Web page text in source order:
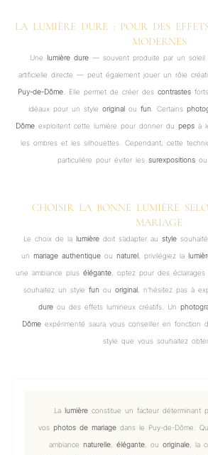
LA LUMIÈRE DURE : POUR DES
MODERNES
Une lumière dure— souvent produite par un soleil
artificielle directe — peut également jouer un rôle
Puy-de-Dôme. Elle permet de créer des contrastes
idéaux pour un style originalou fun. Certains
Dômeexploitent cette lumière pour donner du pepsà
les ombres et les silhouettes. Cependant, cette
particulière pour éviter les surexpositions ou
CHOISIR LA BONNE LUMIÈRE
MARIAGE
Le choix de la lumièredoit s’adapter au style
un mariage authentiqueou naturel, privilégiez la
une ambiance plus élégante, optez pour des
souhaitez un style fun ou original , n’hésitez pas à
dureou des effets lumineux créatifs. Un
Dômeexpérimenté saura vous conseiller en fonction
style que vous souhaitez
La lumièreconstitue un facteur déterminant
vos photos de mariagedans le Puy-de-Dôme.
ambiance naturelle, élégante, ou originale, la